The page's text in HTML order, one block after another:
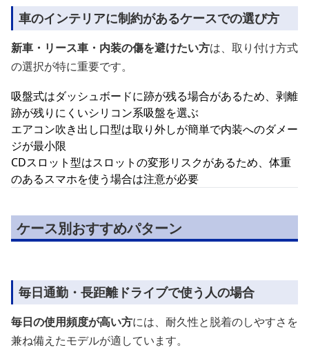
車のインテリアに制約があるケースでの選び方
新車・リース車・内装の傷を避けたい方は、取り付け方式
の選択が特に重要です。
吸盤式はダッシュボードに跡が残る場合があるため、剥離
跡が残りにくいシリコン系吸盤を選ぶ
エアコン吹き出し口型は取り外しが簡単で内装へのダメー
ジが最小限
CDスロット型はスロットの変形リスクがあるため、体重
のあるスマホを使う場合は注意が必要
ケース別おすすめパターン
毎日通勤・長距離ドライブで使う人の場合
毎日の使用頻度が高い方には、耐久性と脱着のしやすさを
兼ね備えたモデルが適しています。